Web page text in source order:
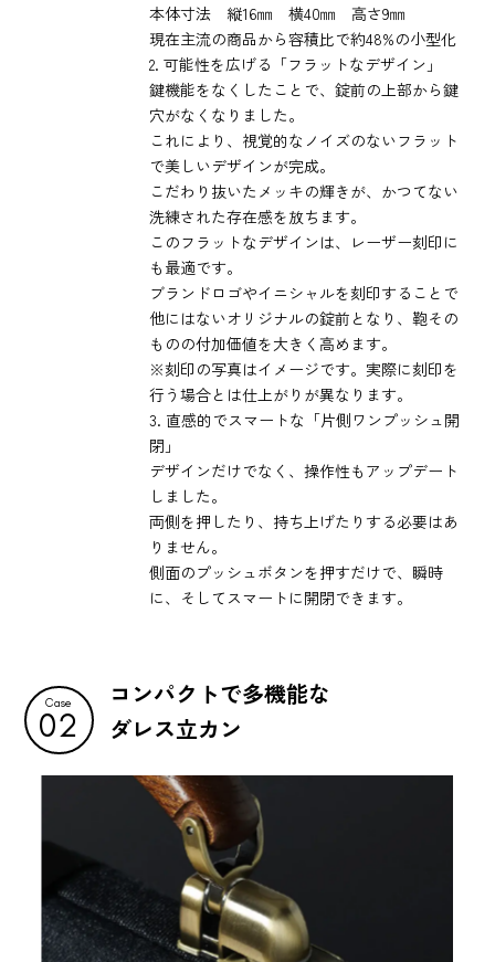
本体寸法 縦16㎜ 横40㎜ 高さ9㎜
現在主流の商品から容積比で約48%の小型化
2. 可能性を広げる「フラットなデザイン」
鍵機能をなくしたことで、錠前の上部から鍵
穴がなくなりました。
これにより、視覚的なノイズのないフラット
で美しいデザインが完成。
こだわり抜いたメッキの輝きが、かつてない
洗練された存在感を放ちます。
このフラットなデザインは、レーザー刻印に
も最適です。
ブランドロゴやイニシャルを刻印することで
他にはないオリジナルの錠前となり、鞄その
ものの付加価値を大きく高めます。
※刻印の写真はイメージです。実際に刻印を
行う場合とは仕上がりが異なります。
3. 直感的でスマートな「片側ワンプッシュ開
閉」
デザインだけでなく、操作性もアップデート
しました。
両側を押したり、持ち上げたりする必要はあ
りません。
側面のプッシュボタンを押すだけで、瞬時
に、そしてスマートに開閉できます。
Case
02
コンパクトで多機能な
ダレス立カン